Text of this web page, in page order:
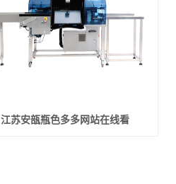
江苏安瓿瓶色多多网站在线看